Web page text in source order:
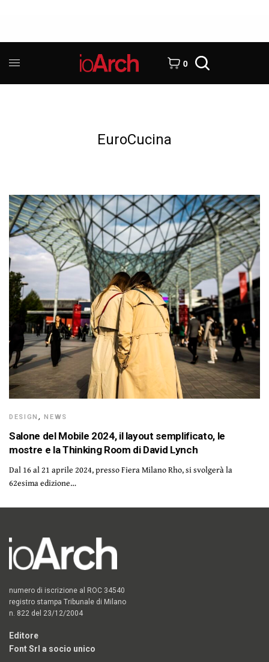
0
EuroCucina
DESIGN ,NEWS
Salone del Mobile 2024, il layout semplificato, le
mostre e la Thinking Room di David Lynch
Dal 16 al 21 aprile 2024, presso Fiera Milano Rho, si svolgerà la
62esima edizione…
numero di iscrizione al ROC 34540
registro stampa Tribunale di Milano
n. 822 del 23/12/2004
Editore
Font Srl a socio unico